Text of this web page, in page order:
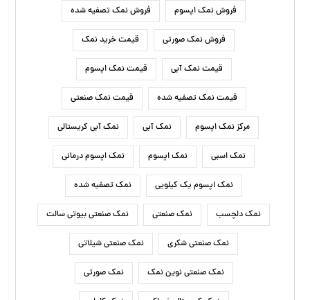
فروش نمک اپسوم فروش نمک تصفیه شده
فروش نمک صورتی قیمت خرید نمک
قیمت نمک آبی قیمت نمک اپسوم
قیمت نمک تصفیه شده قیمت نمک صنعتی
مرکز نمک اپسوم نمک آبی نمک آبی کریستالی
نمک اسبی نمک اپسوم نمک اپسوم درمانی
نمک اپسوم یک کیلویی نمک تصفیه شده
نمک دلچسب نمک صنعتی نمک صنعتی بیوتی سالت
نمک صنعتی شکری نمک صنعتی شیلاتی
نمک صنعتی نوین نمک نمک صورتی